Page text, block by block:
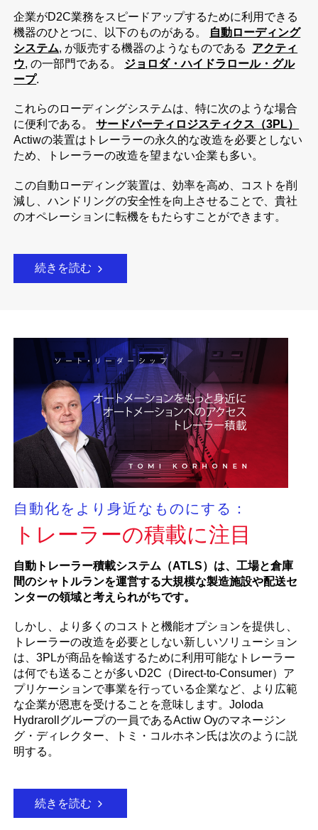
企業がD2C業務をスピードアップするために利用できる
機器のひとつに、以下のものがある。
自動ローディング
システム, が販売する機器のようなものである アクティ
ウ, の一部門である。 ジョロダ・ハイドラロール・グル
ープ.
これらのローディングシステムは、特に次のような場合
に便利である。サードパーティロジスティクス（3PL）
Actiwの装置はトレーラーの永久的な改造を必要としない
ため、トレーラーの改造を望まない企業も多い。
この自動ローディング装置は、効率を高め、コストを削
減し、ハンドリングの安全性を向上させることで、貴社
のオペレーションに転機をもたらすことができます。
続きを読む
自動化をより身近なものにする：
トレーラーの積載に注目
自動トレーラー積載システム（ATLS）は、工場と倉庫
間のシャトルランを運営する大規模な製造施設や配送セ
ンターの領域と考えられがちです。
しかし、より多くのコストと機能オプションを提供し、
トレーラーの改造を必要としない新しいソリューション
は、3PLが商品を輸送するために利用可能なトレーラー
は何でも送ることが多いD2C（Direct-to-Consumer）ア
プリケーションで事業を行っている企業など、より広範
な企業が恩恵を受けることを意味します。Joloda
Hydrarollグループの一員であるActiw Oyのマネージン
グ・ディレクター、トミ・コルホネン氏は次のように説
明する。
続きを読む